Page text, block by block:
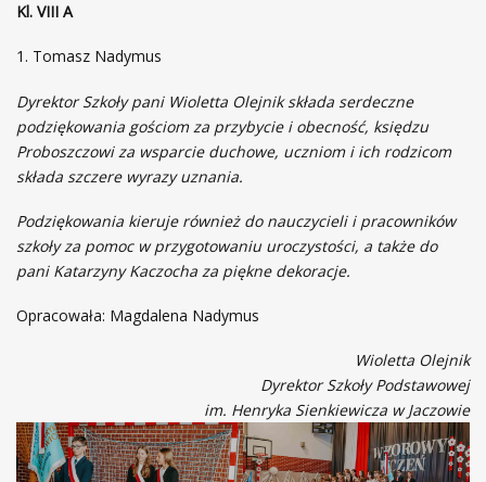
Kl. VIII A
Tomasz Nadymus
Dyrektor Szkoły pani Wioletta Olejnik składa serdeczne
podziękowania gościom za przybycie i obecność, księdzu
Proboszczowi za wsparcie duchowe, uczniom i ich rodzicom
składa szczere wyrazy uznania.
Podziękowania kieruje również do nauczycieli i pracowników
szkoły za pomoc w przygotowaniu uroczystości, a także do
pani Katarzyny Kaczocha za piękne dekoracje.
Opracowała: Magdalena Nadymus
Wioletta Olejnik
Dyrektor Szkoły Podstawowej
im. Henryka Sienkiewicza w Jaczowie